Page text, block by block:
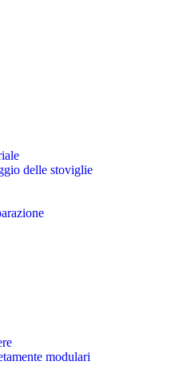
delle stoviglie
modulari